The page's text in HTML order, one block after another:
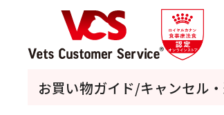
お買い物ガイド/キャンセル